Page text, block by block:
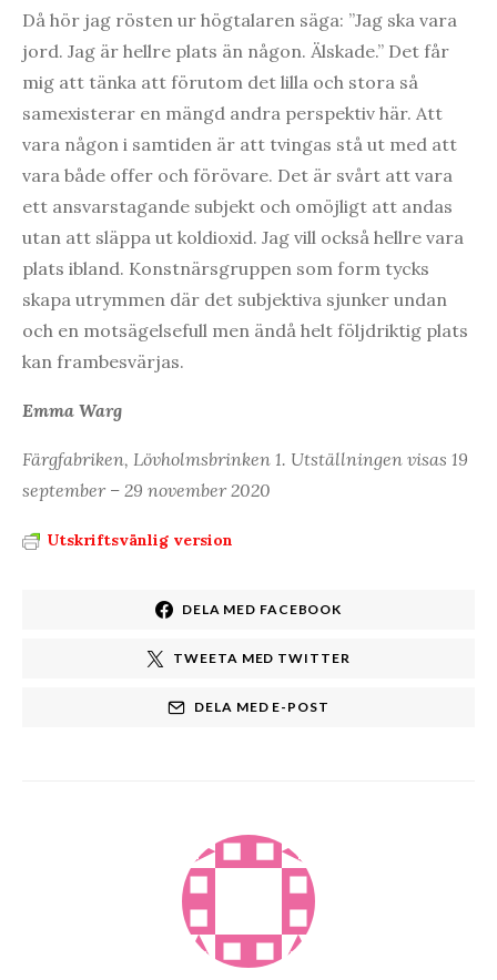
Då hör jag rösten ur högtalaren säga: ”Jag ska vara
jord. Jag är hellre plats än någon. Älskade.” Det får
mig att tänka att förutom det lilla och stora så
samexisterar en mängd andra perspektiv här. Att
vara någon i samtiden är att tvingas stå ut med att
vara både offer och förövare. Det är svårt att vara
ett ansvarstagande subjekt och omöjligt att andas
utan att släppa ut koldioxid. Jag vill också hellre vara
plats ibland. Konstnärsgruppen som form tycks
skapa utrymmen där det subjektiva sjunker undan
och en motsägelsefull men ändå helt följdriktig plats
kan frambesvärjas.
Emma Warg
Färgfabriken, Lövholmsbrinken 1. Utställningen visas 19
september – 29 november 2020
Utskriftsvänlig version
DELA MED FACEBOOK
TWEETA MED TWITTER
DELA MED E-POST